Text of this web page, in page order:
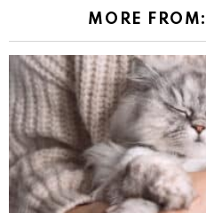
MORE FROM: